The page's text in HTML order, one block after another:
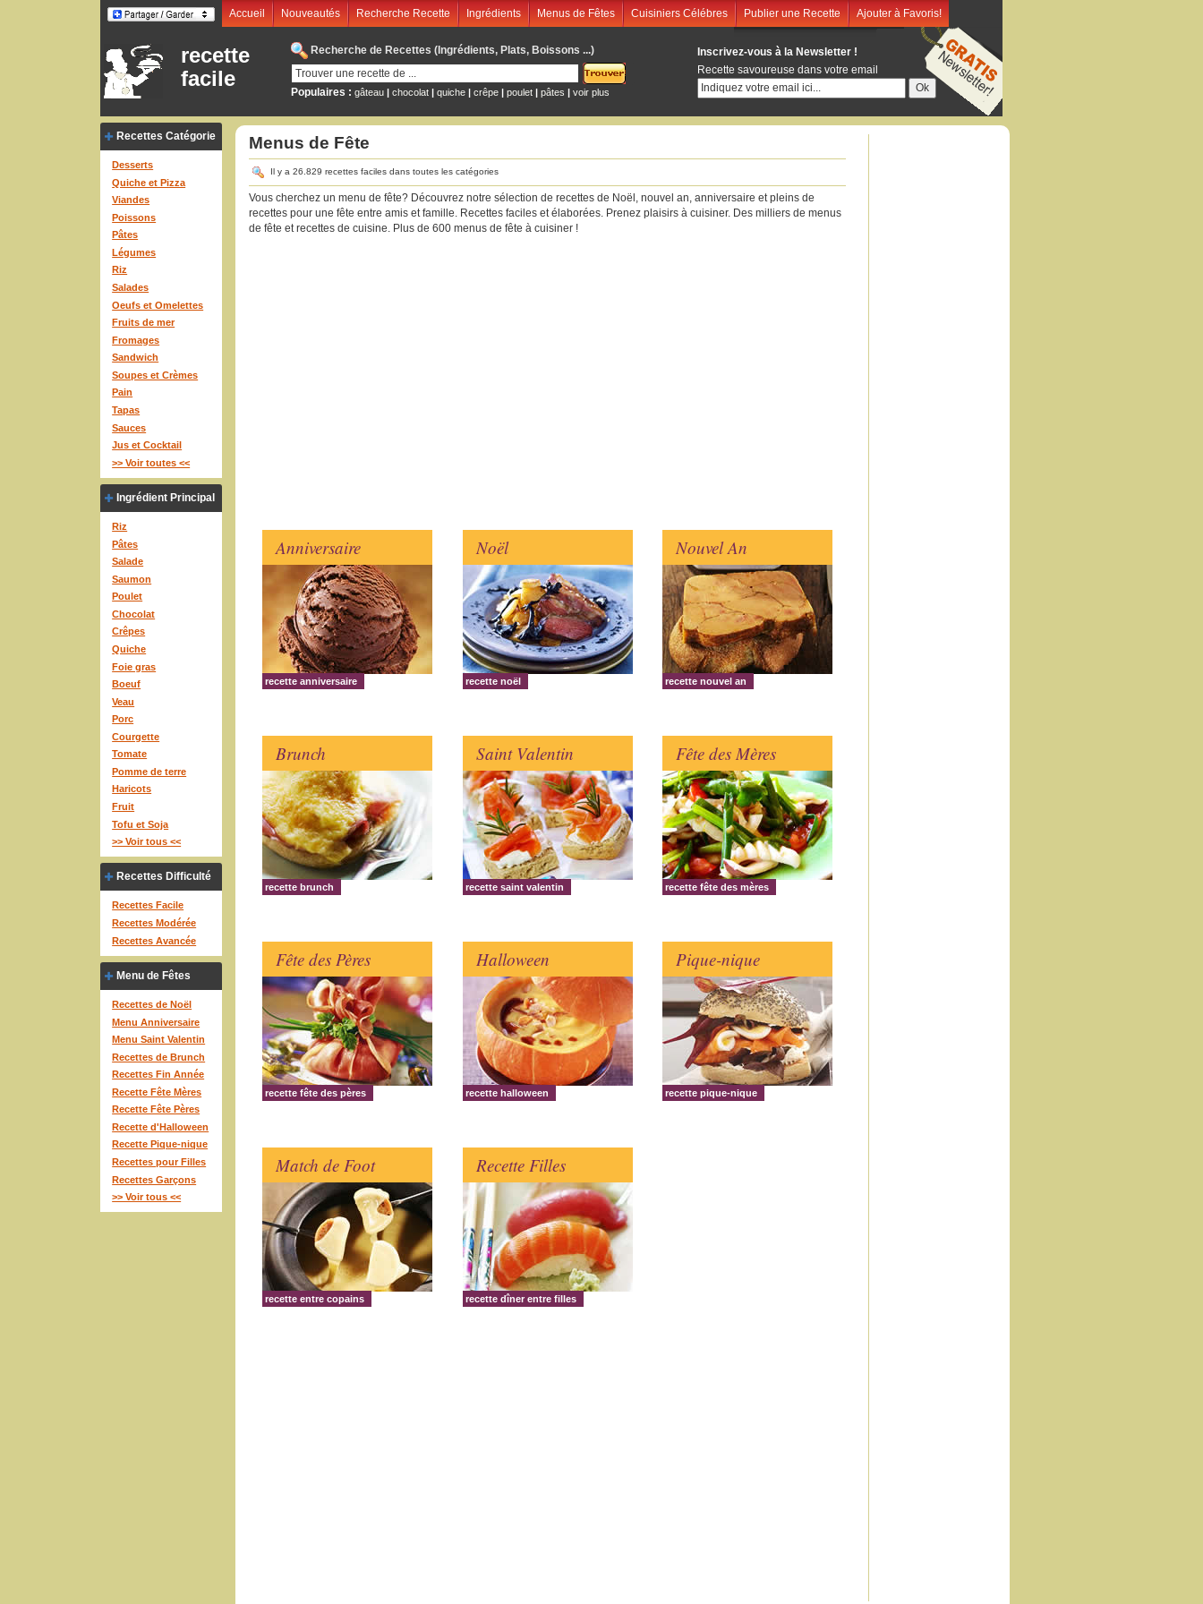
Accueil Nouveautés Recherche Recette Ingrédients Menus de Fêtes Cuisiniers Célébres Publier une Recette Ajouter à Favoris!
recette
facile
Recherche de Recettes (Ingrédients, Plats, Boissons ...)
Populaires : gâteau | chocolat | quiche | crêpe | poulet | pâtes | voir plus
Inscrivez-vous à la Newsletter !
Recette savoureuse dans votre email
Recettes Catégorie
Desserts
Quiche et Pizza
Viandes
Poissons
Pâtes
Légumes
Riz
Salades
Oeufs et Omelettes
Fruits de mer
Fromages
Sandwich
Soupes et Crèmes
Pain
Tapas
Sauces
Jus et Cocktail
>> Voir toutes <<
Ingrédient Principal
Riz
Pâtes
Salade
Saumon
Poulet
Chocolat
Crêpes
Quiche
Foie gras
Boeuf
Veau
Porc
Courgette
Tomate
Pomme de terre
Haricots
Fruit
Tofu et Soja
>> Voir tous <<
Recettes Difficulté
Recettes Facile
Recettes Modérée
Recettes Avancée
Menu de Fêtes
Recettes de Noël
Menu Anniversaire
Menu Saint Valentin
Recettes de Brunch
Recettes Fin Année
Recette Fête Mères
Recette Fête Pères
Recette d'Halloween
Recette Pique-nique
Recettes pour Filles
Recettes Garçons
>> Voir tous <<
Menus de Fête
Il y a 26.829 recettes faciles dans toutes les catégories
Vous cherchez un menu de fête? Découvrez notre sélection de recettes de Noël, nouvel an, anniversaire et pleins de
recettes pour une fête entre amis et famille. Recettes faciles et élaborées. Prenez plaisirs à cuisiner. Des milliers de menus
de fête et recettes de cuisine. Plus de 600 menus de fête à cuisiner !
Anniversaire
recette anniversaire
Noël
recette noël
Nouvel An
recette nouvel an
Brunch
recette brunch
Saint Valentin
recette saint valentin
Fête des Mères
recette fête des mères
Fête des Pères
recette fête des pères
Halloween
recette halloween
Pique-nique
recette pique-nique
Match de Foot
recette entre copains
Recette Filles
recette dîner entre filles